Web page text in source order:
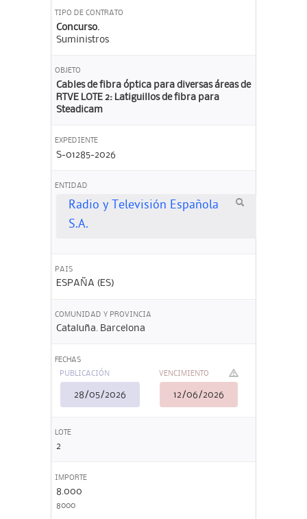
TIPO DE CONTRATO
Concurso.
Suministros
OBJETO
Cables de fibra óptica para diversas áreas de
RTVE LOTE 2: Latiguillos de fibra para
Steadicam
EXPEDIENTE
S-01285-2026
ENTIDAD
Radio y Televisión Española
S.A.
PAIS
ESPAÑA (ES)
COMUNIDAD Y PROVINCIA
Cataluña. Barcelona
FECHAS
PUBLICACIÓN
28/05/2026
VENCIMIENTO
12/06/2026
LOTE
2
IMPORTE
8.000
8000